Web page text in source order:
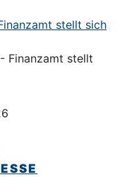
stellt sich